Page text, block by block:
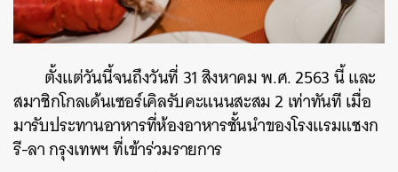
ตั้งแต่วันนี้จนถึงวันที่ 31 สิงหาคม พ.ศ. 2563 นี้ และ
สมาชิกโกลเด้นเซอร์เคิลรับคะแนนสะสม 2 เท่าทันที เมื่อ
มารับประทานอาหารที่ห้องอาหารชั้นนำของโรงแรมแชงก
รี-ลา กรุงเทพฯ ที่เข้าร่วมรายการ